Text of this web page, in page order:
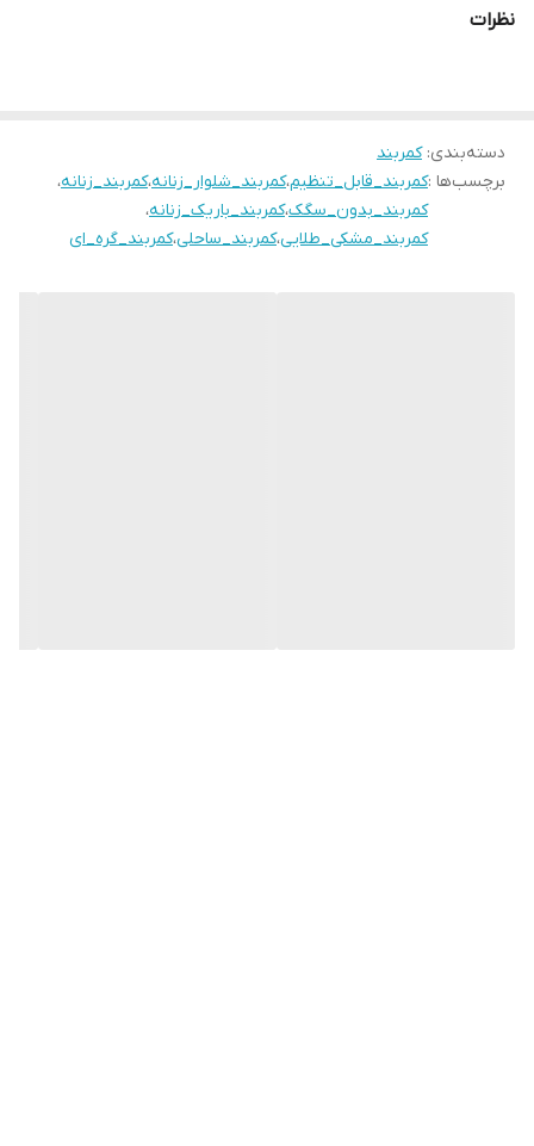
نظرات
دسته‌بندی:کمربند
برچسب‌ها :کمربند_قابل_تنظیم،کمربند_شلوار_زنانه،کمربند_زنانه،
کمربند_بدون_سگک،کمربند_باریک_زنانه،
کمربند_مشکی_طلایی،کمربند_ساحلی،کمربند_گره_ای